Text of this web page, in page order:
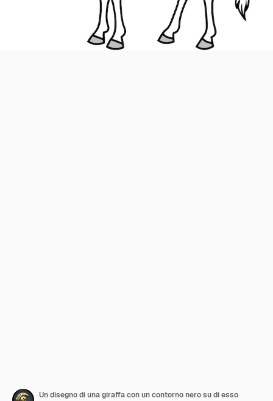
Un disegno di una giraffa con un contorno nero su di esso